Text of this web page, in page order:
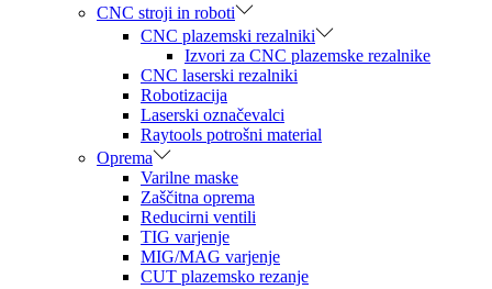
CNC stroji in roboti
CNC plazemski rezalniki
Izvori za CNC plazemske rezalnike
CNC laserski rezalniki
Robotizacija
Laserski označevalci
Raytools potrošni material
Oprema
Varilne maske
Zaščitna oprema
Reducirni ventili
TIG varjenje
MIG/MAG varjenje
CUT plazemsko rezanje